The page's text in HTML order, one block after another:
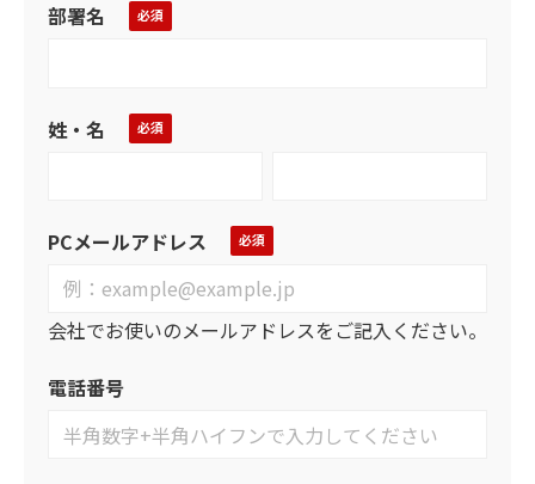
部署名
姓・名
PCメールアドレス
会社でお使いのメールアドレスをご記入ください。
電話番号